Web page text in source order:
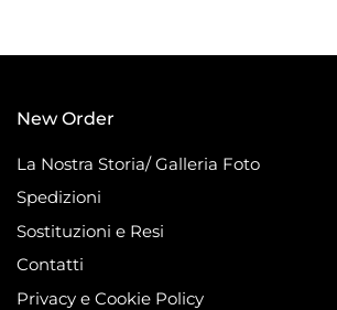
New Order
La Nostra Storia/ Galleria Foto
Spedizioni
Sostituzioni e Resi
Contatti
Privacy e Cookie Policy